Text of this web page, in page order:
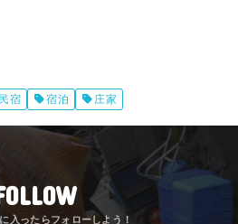
民宿 宿泊 庄家